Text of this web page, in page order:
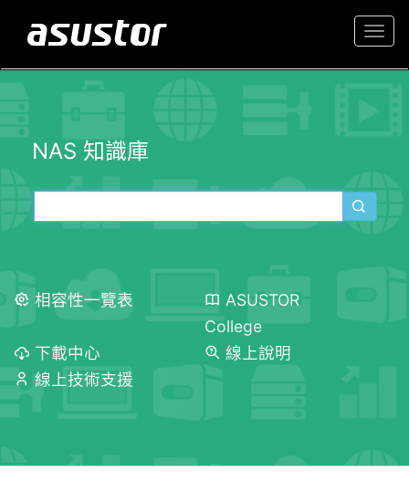
NAS 知識庫
相容性一覽表
ASUSTOR
College
下載中心
線上說明
線上技術支援